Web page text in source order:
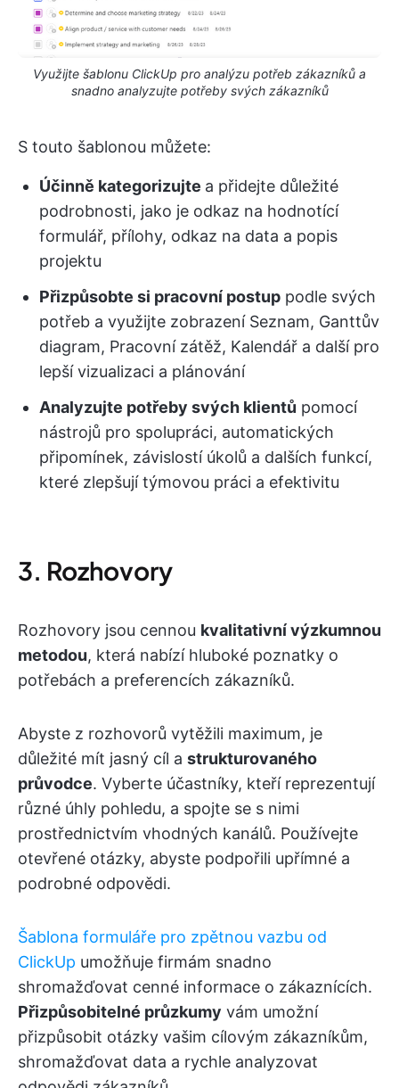
Využijte šablonu ClickUp pro analýzu potřeb zákazníků a
snadno analyzujte potřeby svých zákazníků
S touto šablonou můžete:
Účinně kategorizujte a přidejte důležité
podrobnosti, jako je odkaz na hodnotící
formulář, přílohy, odkaz na data a popis
projektu
Přizpůsobte si pracovní postup podle svých
potřeb a využijte zobrazení Seznam, Ganttův
diagram, Pracovní zátěž, Kalendář a další pro
lepší vizualizaci a plánování
Analyzujte potřeby svých klientů pomocí
nástrojů pro spolupráci, automatických
připomínek, závislostí úkolů a dalších funkcí,
které zlepšují týmovou práci a efektivitu
3. Rozhovory
Rozhovory jsou cennou kvalitativní výzkumnou
metodou, která nabízí hluboké poznatky o
potřebách a preferencích zákazníků.
Abyste z rozhovorů vytěžili maximum, je
důležité mít jasný cíl a strukturovaného
průvodce. Vyberte účastníky, kteří reprezentují
různé úhly pohledu, a spojte se s nimi
prostřednictvím vhodných kanálů. Používejte
otevřené otázky, abyste podpořili upřímné a
podrobné odpovědi.
Šablona formuláře pro zpětnou vazbu od
ClickUp umožňuje firmám snadno
shromažďovat cenné informace o zákaznících.
Přizpůsobitelné průzkumy vám umožní
přizpůsobit otázky vašim cílovým zákazníkům,
shromažďovat data a rychle analyzovat